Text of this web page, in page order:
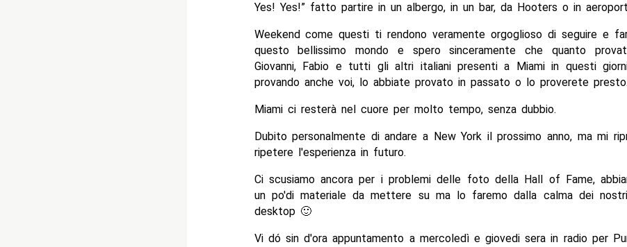
Yes! Yes!” fatto partire in un albergo, in un bar, da Hooters o in
Weekend come questi ti rendono veramente orgoglioso di seguire e
questo bellissimo mondo e spero sinceramente che quanto
Giovanni, Fabio e tutti gli altri italiani presenti a Miami in questi
provando anche voi, lo abbiate provato in passato o lo proverete presto.
Miami ci resterà nel cuore per molto tempo, senza dubbio.
Dubito personalmente di andare a New York il prossimo anno, ma mi
ripetere l'esperienza in futuro.
Ci scusiamo ancora per i problemi delle foto della Hall of Fame,
un po'di materiale da mettere su ma lo faremo dalla calma dei
desktop 🙂
Vi dó sin d'ora appuntamento a mercoledì e giovedi sera in radio per